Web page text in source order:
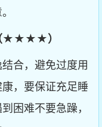
（★★★★）
合，避免过度用
，要保证充足睡
困难不要急躁，